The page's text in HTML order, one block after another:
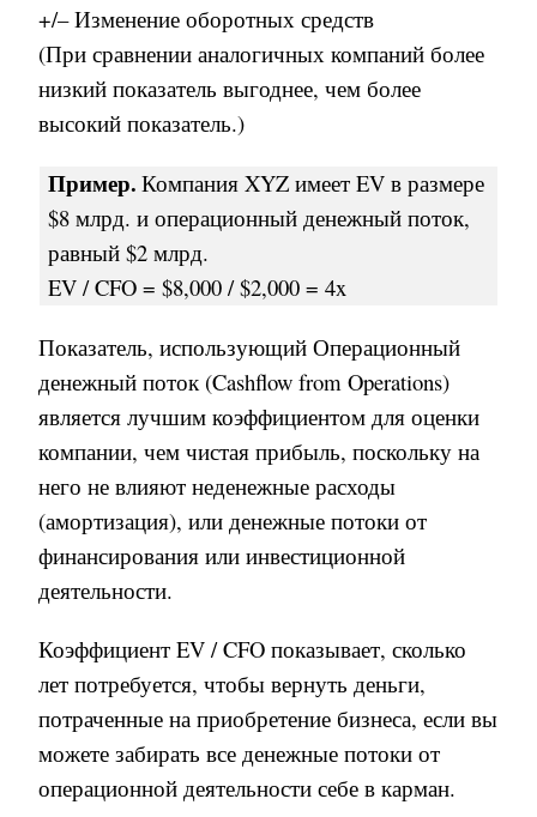
+/– Изменение оборотных средств
(При сравнении аналогичных компаний более
низкий показатель выгоднее, чем более
высокий показатель.)
Пример. КомпанияXYZимеетEVв размере
$8млрд.и операционный денежный поток,
равный$2млрд.
EV / CFO = $8,000 / $2,000 = 4x
Показатель, использующий Операционный
денежный поток (Cashflow from Operations)
является лучшим коэффициентом для оценки
компании, чем чистая прибыль, поскольку на
него не влияют неденежные расходы
(амортизация), или денежные потоки от
финансирования или инвестиционной
деятельности.
Коэффициент EV / CFO показывает, сколько
лет потребуется, чтобы вернуть деньги,
потраченные на приобретение бизнеса, если вы
можете забирать все денежные потоки от
операционной деятельности себе в карман.